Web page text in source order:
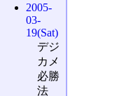
2005-
03-
19(Sat)
デジ
カメ
必勝
法